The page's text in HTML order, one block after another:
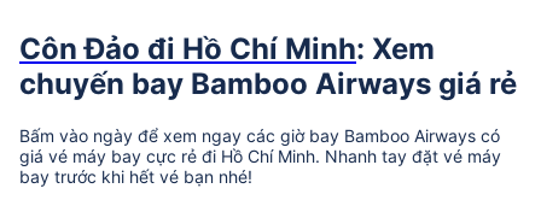
Côn Đảo đi Hồ Chí Minh: Xem
chuyến bay Bamboo Airways giá rẻ
Bấm vào ngày để xem ngay các giờ bay Bamboo Airways có
giá vé máy bay cực rẻ đi Hồ Chí Minh. Nhanh tay đặt vé máy
bay trước khi hết vé bạn nhé!